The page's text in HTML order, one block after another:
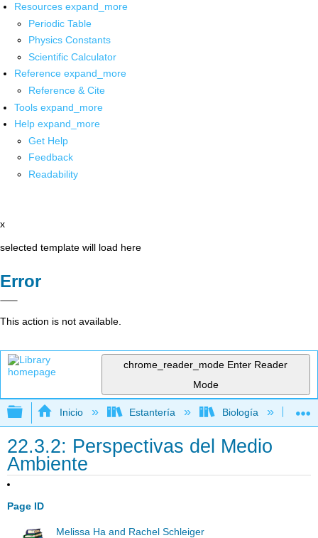
Resources expand_more
Periodic Table
Physics Constants
Scientific Calculator
Reference expand_more
Reference & Cite
Tools expand_more
Help expand_more
Get Help
Feedback
Readability
x
selected template will load here
Error
This action is not available.
chrome_reader_mode Enter Reader
Mode
Expandir/contraer jerarquía global
Inicio Estantería Biología
22.3.2: Perspectivas del Medio
Ambiente
Page ID
Melissa Ha and Rachel Schleiger